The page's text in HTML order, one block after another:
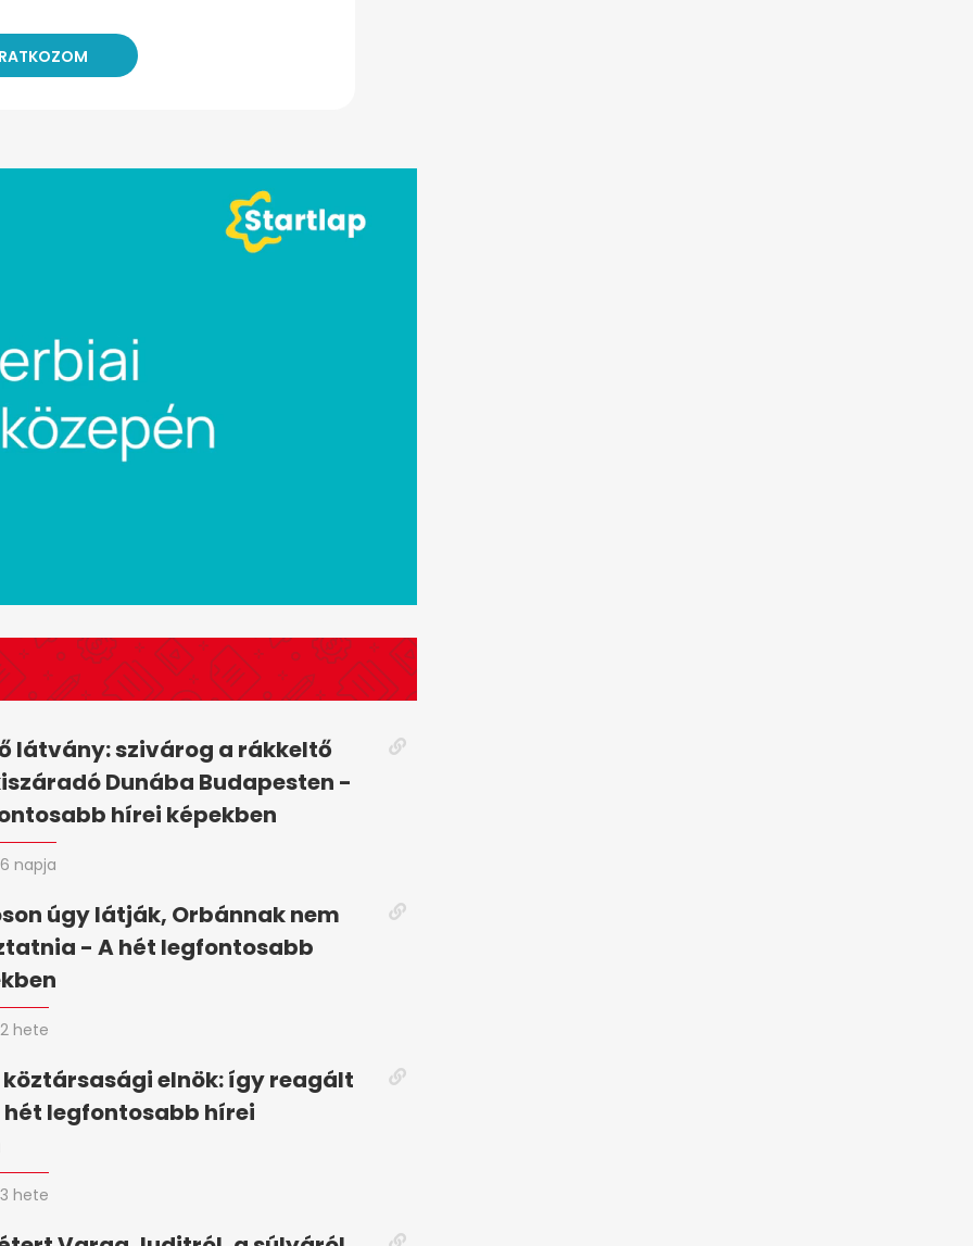
látvány: szivárog a rákkeltő
Dunába Budapesten -
hírei képekben
6 napja
úgy látják, Orbánnak nem
- A hét legfontosabb
2 hete
köztársasági elnök: így reagált
hét legfontosabb hírei
3 hete